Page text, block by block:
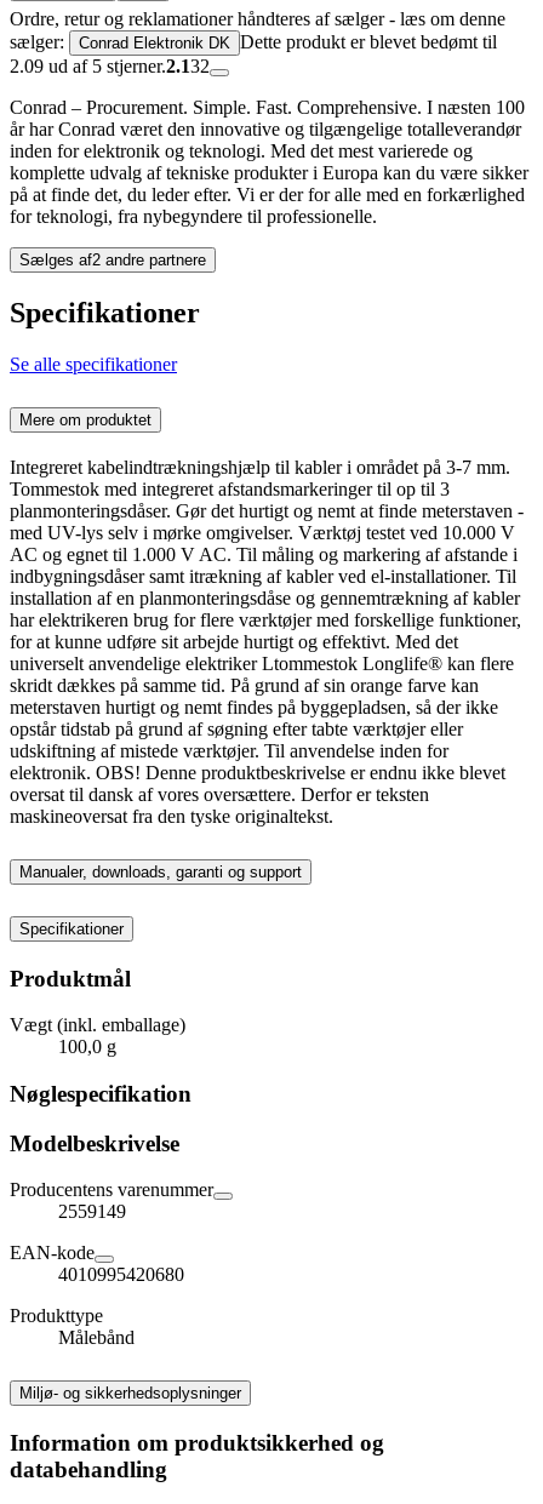
Ordre, retur og reklamationer håndteres af sælger - læs om denne
sælger:
Conrad Elektronik DK Dette produkt er blevet bedømt til
2.09 ud af 5 stjerner.2.132
Conrad – Procurement. Simple. Fast. Comprehensive. I næsten 100
år har Conrad været den innovative og tilgængelige totalleverandør
inden for elektronik og teknologi. Med det mest varierede og
komplette udvalg af tekniske produkter i Europa kan du være sikker
på at finde det, du leder efter. Vi er der for alle med en forkærlighed
for teknologi, fra nybegyndere til professionelle.
Sælges af2 andre partnere
Specifikationer
Se alle specifikationer
Mere om produktet
Integreret kabelindtrækningshjælp til kabler i området på 3-7 mm.
Tommestok med integreret afstandsmarkeringer til op til 3
planmonteringsdåser. Gør det hurtigt og nemt at finde meterstaven -
med UV-lys selv i mørke omgivelser. Værktøj testet ved 10.000 V
AC og egnet til 1.000 V AC. Til måling og markering af afstande i
indbygningsdåser samt itrækning af kabler ved el-installationer. Til
installation af en planmonteringsdåse og gennemtrækning af kabler
har elektrikeren brug for flere værktøjer med forskellige funktioner,
for at kunne udføre sit arbejde hurtigt og effektivt. Med det
universelt anvendelige elektriker Ltommestok Longlife® kan flere
skridt dækkes på samme tid. På grund af sin orange farve kan
meterstaven hurtigt og nemt findes på byggepladsen, så der ikke
opstår tidstab på grund af søgning efter tabte værktøjer eller
udskiftning af mistede værktøjer. Til anvendelse inden for
elektronik. OBS! Denne produktbeskrivelse er endnu ikke blevet
oversat til dansk af vores oversættere. Derfor er teksten
maskineoversat fra den tyske originaltekst.
Manualer, downloads, garanti og support
Specifikationer
Produktmål
Vægt (inkl. emballage)
100,0 g
Nøglespecifikation
Modelbeskrivelse
Producentens varenummer
2559149
EAN-kode
4010995420680
Produkttype
Målebånd
Miljø- og sikkerhedsoplysninger
Information om produktsikkerhed og
databehandling